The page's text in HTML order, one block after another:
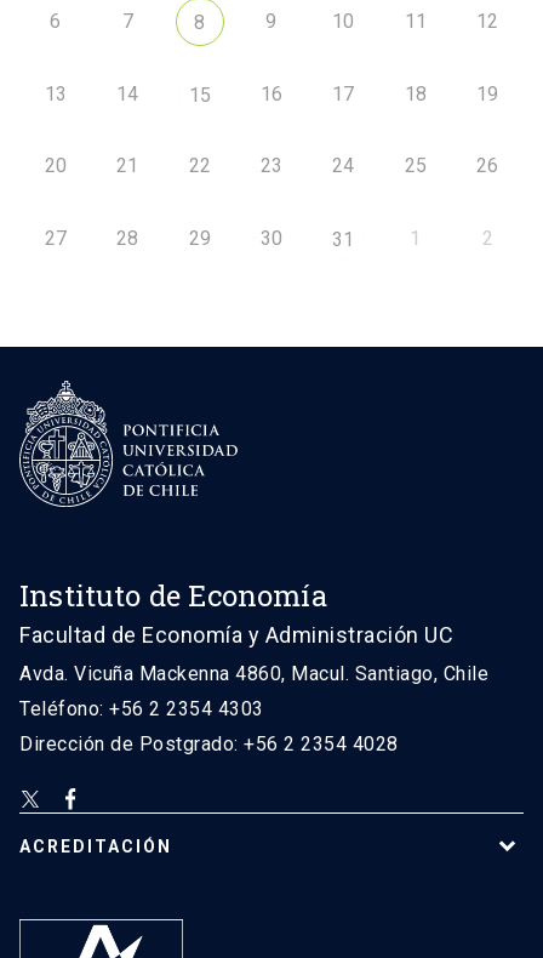
6 7 8 9 10 11 12
13 14 15 16 17 18 19
20 21 22 23 24 25 26
27 28 29 30 31 1 2
Instituto de Economía
Facultad de Economía y Administración UC
Avda. Vicuña Mackenna 4860, Macul. Santiago, Chile
Teléfono: +56 2 2354 4303
Dirección de Postgrado: +56 2 2354 4028
ACREDITACIÓN